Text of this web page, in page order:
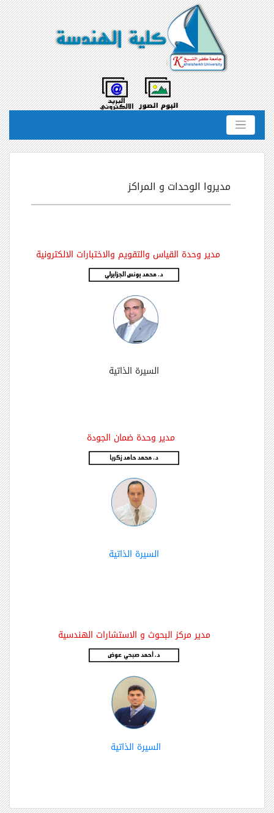
مديروا الوحدات و المراكز
مدير وحدة القياس والتقويم والاختبارات الالكترونية
السيرة الذاتية
مدير وحدة ضمان الجودة
السيرة الذاتية
مدير مركز البحوث و الاستشارات الهندسية
السيرة الذاتية